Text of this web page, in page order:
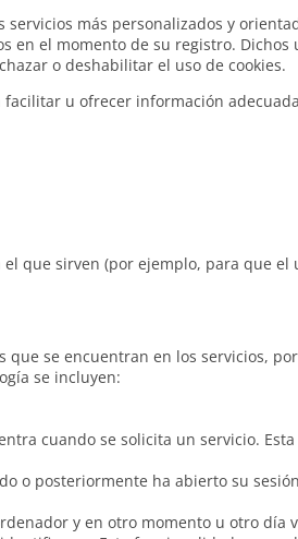
más personalizados y
en el momento de su registro. Dichos
o deshabilitar el uso de cookies.
u ofrecer información
que sirven (por ejemplo, para que el
se encuentran en los servicios,
se incluyen:
cuando se solicita un servicio. Esta
o posteriormente ha abierto su
y en otro momento u otro día